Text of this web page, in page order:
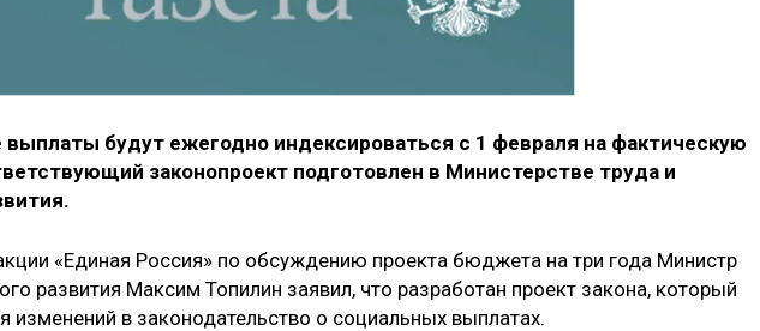
будут ежегодно индексироваться с 1 февраля на фактическую
законопроект подготовлен в Министерстве труда и
«Единая Россия» по обсуждению проекта бюджета на три года Министр
развития Максим Топилин заявил, что разработан проект закона, который
изменений в законодательство о социальных выплатах.